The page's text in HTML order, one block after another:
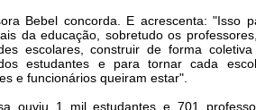
Bebel concorda. E acrescenta: "Isso
da educação, sobretudo os
escolares, construir de forma
estudantes e para tornar cada
e funcionários queiram estar".
ouviu 1 mil estudantes e 701